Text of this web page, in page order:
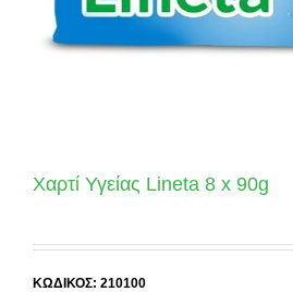
Χαρτί Υγείας Lineta 8 x 90g
ΚΩΔΙΚΟΣ: 210100